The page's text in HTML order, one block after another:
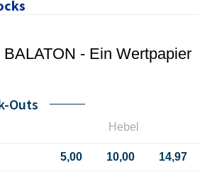
- Ein Wertpapier
Outs
Hebel
5,00 10,00 14,97